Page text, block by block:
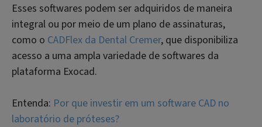
Esses softwares podem ser adquiridos de maneira
integral ou por meio de um plano de assinaturas,
como o CADFlex da Dental Cremer, que disponibiliza
acesso a uma ampla variedade de softwares da
plataforma Exocad.
Entenda: Por que investir em um software CAD no
laboratório de próteses?